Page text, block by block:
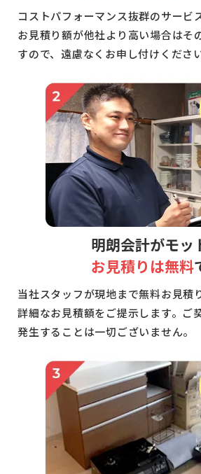
コストパフォーマンス抜群のサービ
お見積り額が他社より高い場合はそ
すので、遠慮なくお申し付けください
明朗会計がモッ
お見積りは無料
当社スタッフが現地まで無料お見積
詳細なお見積額をご提示します。ご
発生することは一切ございません。